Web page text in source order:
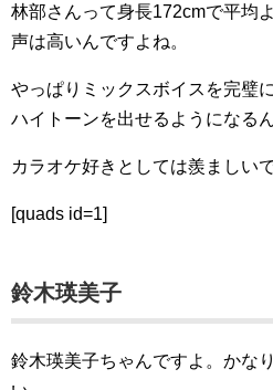
林部さんって身長172cmで平均
声は高いんですよね。
やっぱりミックスボイスを完璧
ハイトーンを出せるようになる
カラオケ好きとしては羨ましいで
[quads id=1]
鈴木瑛美子
鈴木瑛美子ちゃんですよ。かな